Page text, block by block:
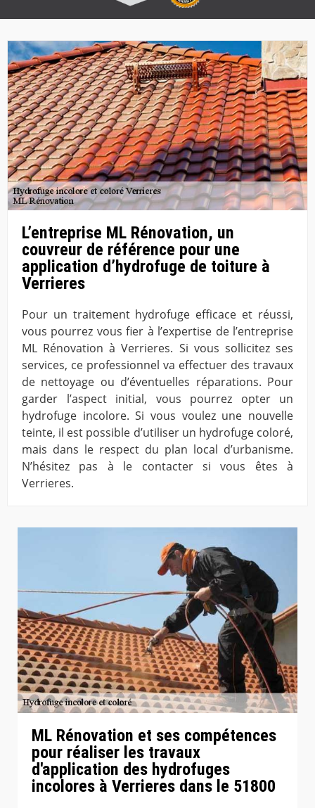
L’entreprise ML Rénovation, un
couvreur de référence pour une
application d’hydrofuge de toiture à
Verrieres
Pour un traitement hydrofuge efficace et réussi,
vous pourrez vous fier à l’expertise de l’entreprise
ML Rénovation à Verrieres. Si vous sollicitez ses
services, ce professionnel va effectuer des travaux
de nettoyage ou d’éventuelles réparations. Pour
garder l’aspect initial, vous pourrez opter un
hydrofuge incolore. Si vous voulez une nouvelle
teinte, il est possible d’utiliser un hydrofuge coloré,
mais dans le respect du plan local d’urbanisme.
N’hésitez pas à le contacter si vous êtes à
Verrieres.
ML Rénovation et ses compétences
pour réaliser les travaux
d'application des hydrofuges
incolores à Verrieres dans le 51800